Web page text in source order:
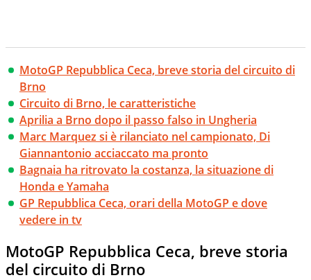
MotoGP Repubblica Ceca, breve storia del circuito di
Brno
Circuito di Brno, le caratteristiche
Aprilia a Brno dopo il passo falso in Ungheria
Marc Marquez si è rilanciato nel campionato, Di
Giannantonio acciaccato ma pronto
Bagnaia ha ritrovato la costanza, la situazione di
Honda e Yamaha
GP Repubblica Ceca, orari della MotoGP e dove
vedere in tv
MotoGP Repubblica Ceca, breve storia
del circuito di Brno